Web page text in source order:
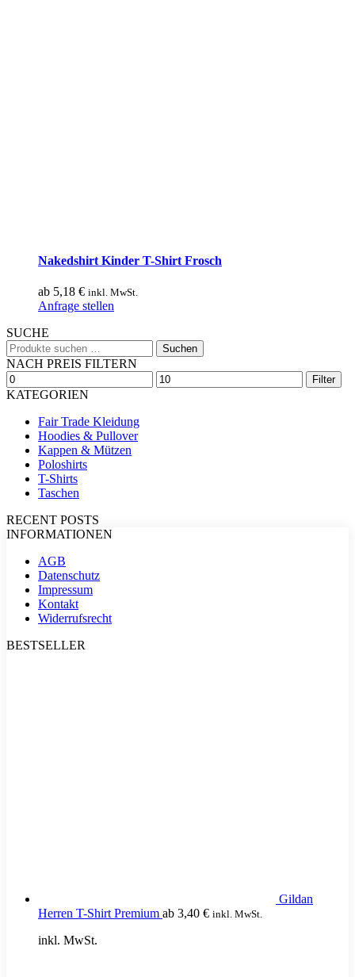
Nakedshirt Kinder T-Shirt Frosch
ab 5,18 € inkl. MwSt.
Anfrage stellen
Varianten
auf.
Die
können
auf
der
SUCHE
Suchen
nach:
Suchen
NACH PREIS FILTERN
Min.
Preis
Max.
Preis
Filter
KATEGORIEN
Fair Trade Kleidung
Hoodies & Pullover
Kappen & Mützen
Poloshirts
T-Shirts
Taschen
RECENT POSTS
INFORMATIONEN
AGB
Datenschutz
Impressum
Kontakt
Widerrufsrecht
BESTSELLER
Gildan
Herren T-Shirt Premium ab 3,40 € inkl. MwSt.
inkl. MwSt.